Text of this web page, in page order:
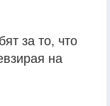
за то, что
на